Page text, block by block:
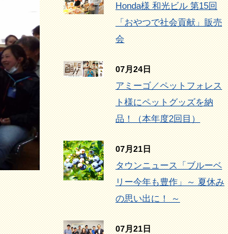
Honda様 和光ビル 第15回
「おやつで社会貢献」販売
会
07月24日
アミーゴ／ペットフォレス
ト様にペットグッズを納
品！（本年度2回目）
07月21日
タウンニュース「ブルーベ
リー今年も豊作」～ 夏休み
の思い出に！ ～
07月21日